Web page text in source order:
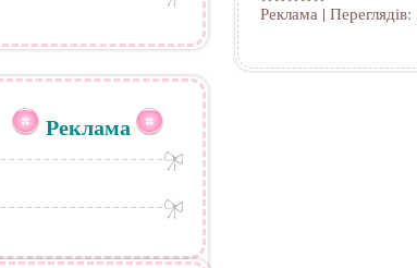
Реклама | Переглядів:
Реклама